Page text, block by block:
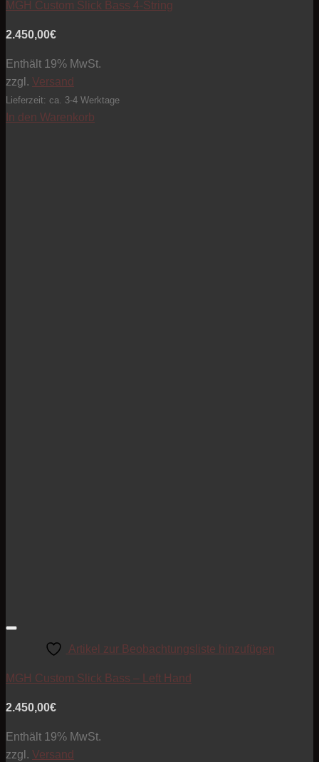
MGH Custom Slick Bass 4-String
2.450,00€
Enthält 19% MwSt.
zzgl. Versand
Lieferzeit: ca. 3-4 Werktage
In den Warenkorb
Artikel zur Beobachtungsliste hinzufügen
MGH Custom Slick Bass – Left Hand
2.450,00€
Enthält 19% MwSt.
zzgl. Versand